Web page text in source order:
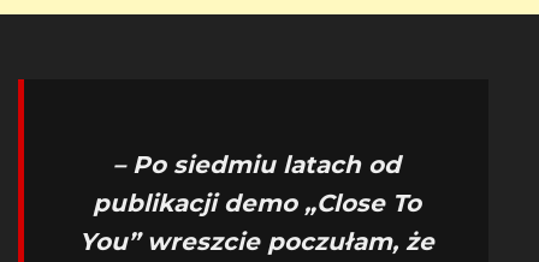
– Po siedmiu latach od
publikacji demo „Close To
You” wreszcie poczułam, że